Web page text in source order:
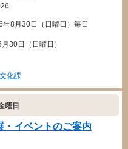
8月30日（日曜日）毎日
30日（日曜日）
化課
曜日
イベントのご案内